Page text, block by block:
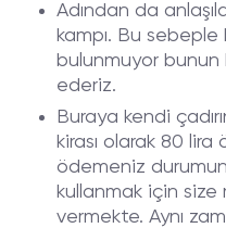
Adından da
kampı. Bu
bulunmuyor
ederiz.
Buraya kendi
kirası olarak 80
ödemeniz
kullanmak için
vermekte. Aynı